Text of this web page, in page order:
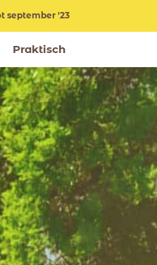
september '23
Praktisch